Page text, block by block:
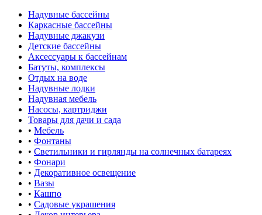
Надувные бассейны
Каркасные бассейны
Надувные джакузи
Детские бассейны
Аксессуары к бассейнам
Батуты, комплексы
Отдых на воде
Надувные лодки
Надувная мебель
Насосы, картриджи
Товары для дачи и сада
• Мебель
• Фонтаны
• Светильники и гирлянды на солнечных батареях
• Фонари
• Декоративное освещение
• Вазы
• Кашпо
• Садовые украшения